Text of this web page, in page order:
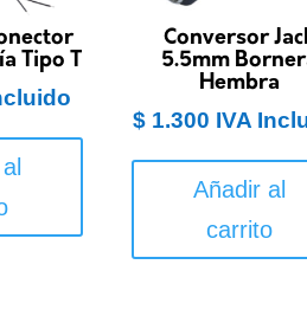
Tipo T
Conversor
5.5mm
Hembra
$ 1.300 IVA
Añadir al
carrito